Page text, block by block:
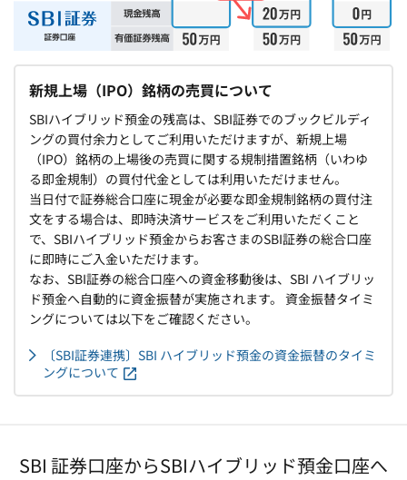
新規上場（IPO）銘柄の売買について
SBIハイブリッド預金の残高は、SBI証券でのブックビルディ
ングの買付余力としてご利用いただけますが、新規上場
（IPO）銘柄の上場後の売買に関する規制措置銘柄（いわゆ
る即金規制）の買付代金としては利用いただけません。
当日付で証券総合口座に現金が必要な即金規制銘柄の買付注
文をする場合は、即時決済サービスをご利用いただくこと
で、SBIハイブリッド預金からお客さまのSBI証券の総合口座
に即時にご入金いただけます。
なお、SBI証券の総合口座への資金移動後は、SBI ハイブリッ
ド預金へ自動的に資金振替が実施されます。 資金振替タイミ
ングについては以下をご確認ください。
〔SBI証券連携〕SBI ハイブリッド預金の資金振替のタイミ
ングについて
SBI 証券口座からSBIハイブリッド預金口座へ